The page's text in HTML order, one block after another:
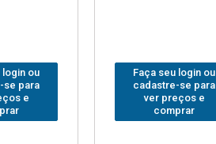
login ou
se para
e
Faça seu login ou
cadastre-se para
ver preços e
comprar